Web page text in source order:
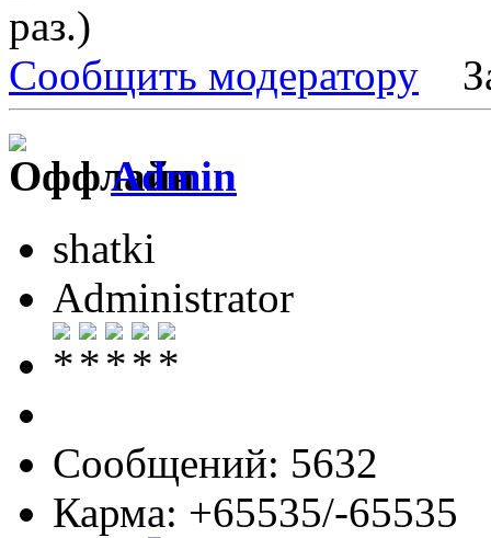
раз.)
Сообщить модератору
Admin
shatki
Administrator
Сообщений: 5632
Карма: +65535/-65535